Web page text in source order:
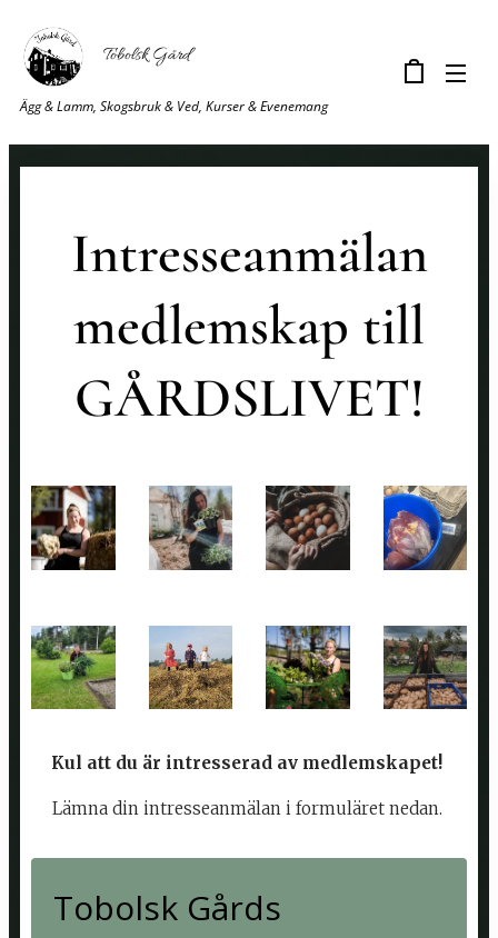
Tobolsk Gård
Ägg & Lamm, Skogsbruk & Ved, Kurser & Evenemang
Intresseanmälan
medlemskap till
GÅRDSLIVET!
Kul att du är intresserad av medlemskapet!
Lämna din intresseanmälan i formuläret nedan.
Tobolsk Gårds